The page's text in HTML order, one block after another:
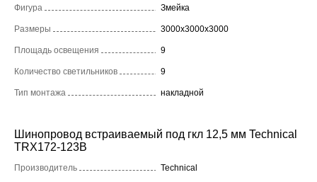
Фигура Змейка
Размеры 3000x3000x3000
Площадь освещения 9
Количество светильников 9
Тип монтажа накладной
Шинопровод встраиваемый под гкл 12,5 мм Technical
TRX172-123B
Производитель Technical